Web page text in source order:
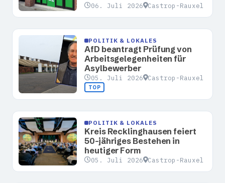
06. Juli 2026 Castrop-Rauxel
POLITIK & LOKALES
AfD beantragt Prüfung von
Arbeitsgelegenheiten für
Asylbewerber
05. Juli 2026 Castrop-Rauxel
TOP
POLITIK & LOKALES
Kreis Recklinghausen feiert
50-jähriges Bestehen in
heutiger Form
05. Juli 2026 Castrop-Rauxel